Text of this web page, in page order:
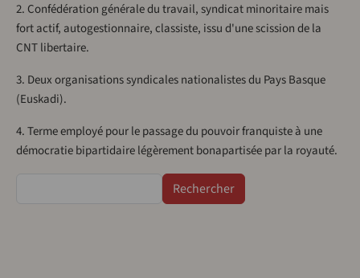
2. Confédération générale du travail, syndicat minoritaire mais
fort actif, autogestionnaire, classiste, issu d'une scission de la
CNT libertaire.
3. Deux organisations syndicales nationalistes du Pays Basque
(Euskadi).
4. Terme employé pour le passage du pouvoir franquiste à une
démocratie bipartidaire légèrement bonapartisée par la royauté.